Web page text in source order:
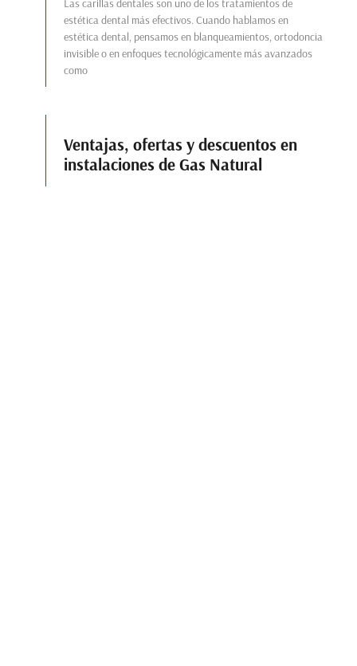
Las carillas dentales son uno de los tratamientos de
estética dental más efectivos. Cuando hablamos en
estética dental, pensamos en blanqueamientos, ortodoncia
invisible o en enfoques tecnológicamente más avanzados
como
Ventajas, ofertas y descuentos en
instalaciones de Gas Natural